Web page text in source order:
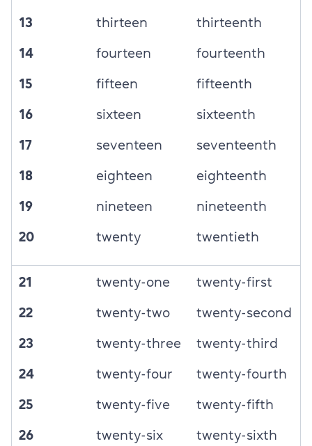
13
14
15
16
17
18
19
20
thirteen
fourteen
fifteen
sixteen
seventeen
eighteen
nineteen
twenty
thirteenth
fourteenth
fifteenth
sixteenth
seventeenth
eighteenth
nineteenth
twentieth
21
22
23
24
25
26
twenty-one
twenty-two
twenty-three
twenty-four
twenty-five
twenty-six
twenty-first
twenty-second
twenty-third
twenty-fourth
twenty-fifth
twenty-sixth